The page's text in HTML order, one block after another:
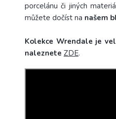
porcelánu či jiných
můžete dočíst na našem
Kolekce Wrendale je
naleznete ZDE.